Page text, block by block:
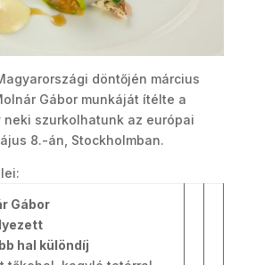
döntőjén március
Gábor munkáját ítélte a
neki szurkolhatunk az európai
8.-án, Stockholmban.
Gábor
hal különdíj